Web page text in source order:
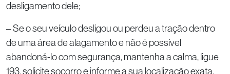
desligamento dele;
– Se o seu veículo desligou ou perdeu a tração dentro
de uma área de alagamento e não é possível
abandoná-lo com segurança, mantenha a calma, ligue
193, solicite socorro e informe a sua localização exata.